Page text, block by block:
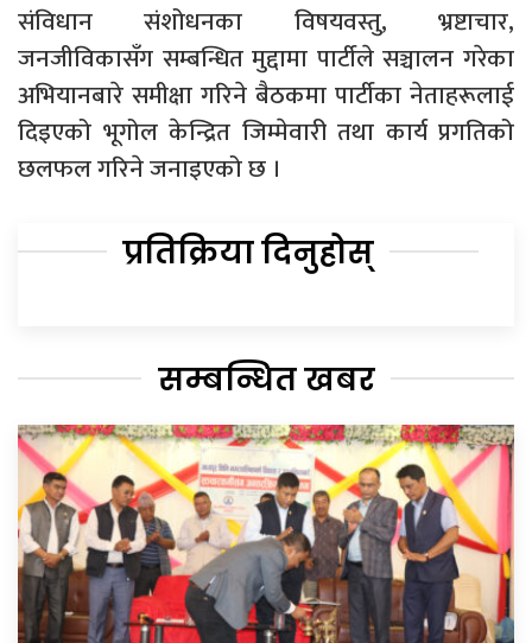
संविधान संशोधनका विषयवस्तु, भ्रष्टाचार,
जनजीविकासँग सम्बन्धित मुद्दामा पार्टीले सञ्चालन गरेका
अभियानबारे समीक्षा गरिने बैठकमा पार्टीका नेताहरूलाई
दिइएको भूगोल केन्द्रित जिम्मेवारी तथा कार्य प्रगतिको
छलफल गरिने जनाइएको छ ।
प्रतिक्रिया दिनुहोस्
सम्बन्धित खबर